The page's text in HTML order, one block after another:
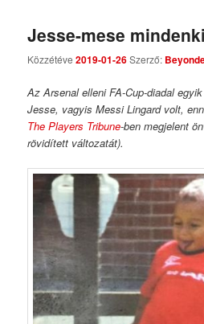
Jesse-mese
Közzétéve2019-01-26Szerző:
Az Arsenal elleni FA-Cup-diadal
Jesse, vagyis Messi Lingard volt,
The Players Tribune-ben megjelent
rövidített változatát).